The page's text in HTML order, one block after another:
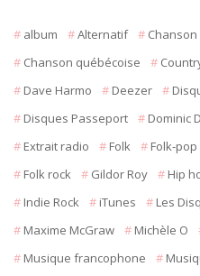
album Alternatif Chanson
Chanson québécoise
Dave Harmo
Deezer
Disques Passeport
Dominic
Extrait radio
Folk Folk-pop
Folk rock
Gildor Roy Hip
Indie Rock
iTunes Les
Maxime McGraw
Michèle O
Musique francophone